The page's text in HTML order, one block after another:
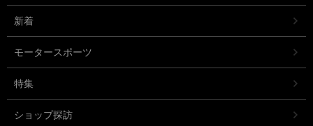
新着
モータースポーツ
特集
ショップ探訪